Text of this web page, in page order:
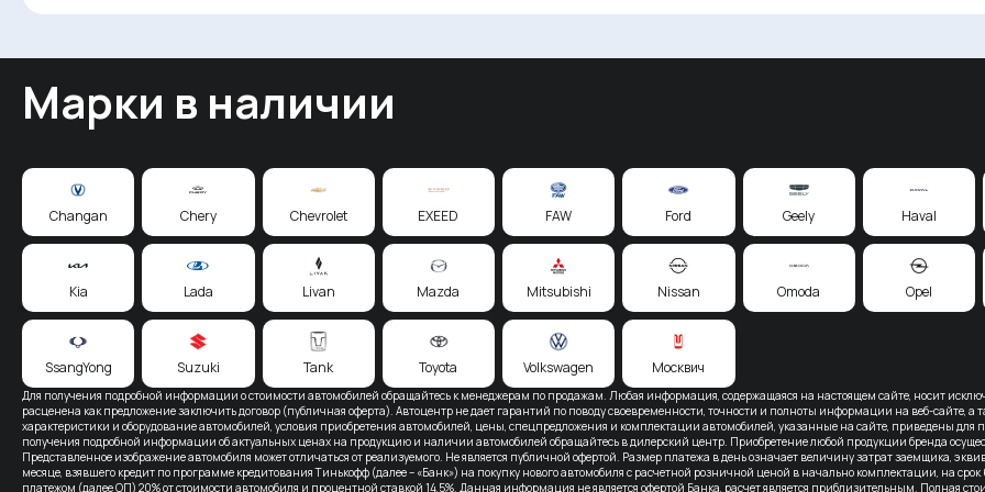
Для получения подробной информации о стоимости автомобилей обращайтесь к менеджерам по продажам. Любая информация, содержащаяся на настоящем сайте, носит
расценена как предложение заключить договор (публичная оферта). Автоцентр не дает гарантий по поводу своевременности, точности и полноты информации на веб-сайте, а
характеристики и оборудование автомобилей, условия приобретения автомобилей, цены, спецпредложения и комплектации автомобилей, указанные на сайте, приведены
получения подробной информации об актуальных ценах на продукцию и наличии автомобилей обращайтесь в дилерский центр. Приобретение любой продукции бренда
Представленное изображение автомобиля может отличаться от реализуемого. Не является публичной офертой. Размер платежа в день означает величину затрат заемщика,
месяце, взявшего кредит по программе кредитования Тинькофф (далее – «Банк») на покупку нового автомобиля с расчетной розничной ценой в начально комплектации, на
платежом (далее ОП) 20% от стоимости автомобиля и процентной ставкой 14,5%. Данная информация не является офертой Банка, расчет является приблизительным. Полная
Марки в наличии
Changan Chery Chevrolet EXEED FAW Ford Geely Haval
Kia Lada Livan Mazda Mitsubishi Nissan Omoda Opel
SsangYong Suzuki Tank Toyota Volkswagen Москвич